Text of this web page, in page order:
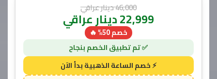
46,000دينار عراقي
22,999دينار عراقي
خصم 50% 🔥